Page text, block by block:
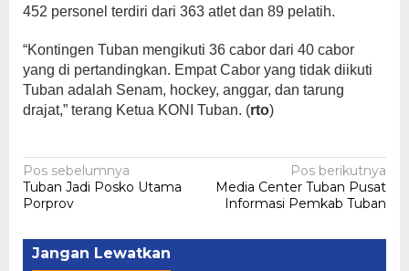
452 personel terdiri dari 363 atlet dan 89 pelatih.
“Kontingen Tuban mengikuti 36 cabor dari 40 cabor
yang di pertandingkan. Empat Cabor yang tidak diikuti
Tuban adalah Senam, hockey, anggar, dan tarung
drajat,” terang Ketua KONI Tuban. (rto)
Navigasi
pos
Pos sebelumnya
Tuban Jadi Posko Utama
Porprov
Pos berikutnya
Media Center Tuban Pusat
Informasi Pemkab Tuban
Jangan Lewatkan